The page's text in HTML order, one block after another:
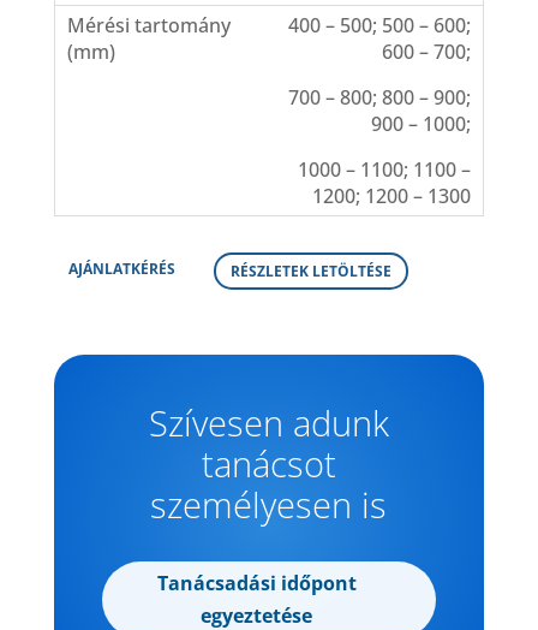
400 – 500; 500 – 600;
600 – 700;
700 – 800; 800 – 900;
900 – 1000;
1000 – 1100; 1100 –
1200; 1200 – 1300
AJÁNLATKÉRÉS RÉSZLETEK LETÖLTÉSE
Szívesen adunk
tanácsot
személyesen is
Tanácsadási időpont
egyeztetése